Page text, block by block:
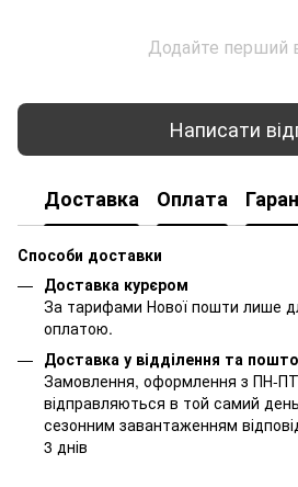
Додайте перший
Написати
Доставка Оплата
Способи доставки
Доставка курєром
За тарифами Нової пошти лише
оплатою.
Доставка у відділення та
Замовлення, оформлення з ПН-
відправляються в той самий
сезонним завантаженням
3 днів